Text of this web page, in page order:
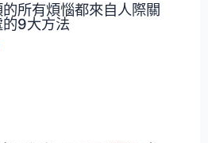
的所有煩惱都來自人際關
9大方法